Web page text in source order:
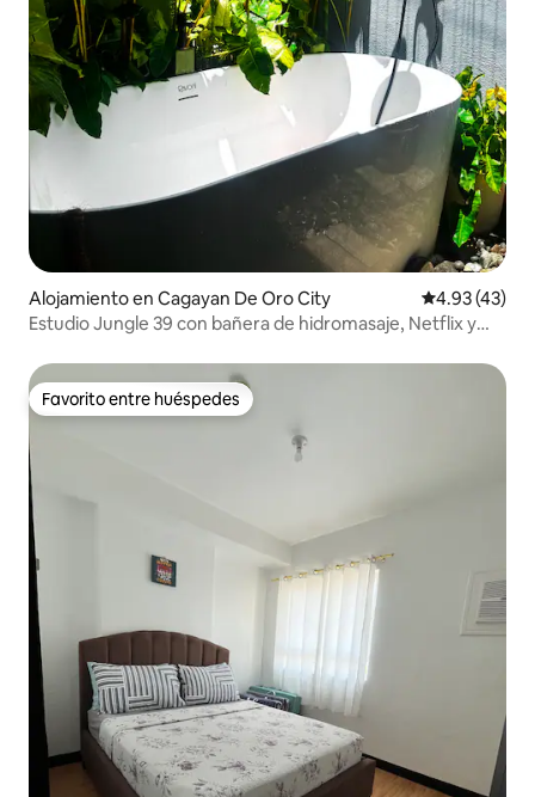
Alojamiento en Cagayan De Oro City Calificación
4.93 (43)
Estudio Jungle 39 con bañera de hidromasaje, Netflix y
Favorito entre huéspedes
Favorito entre huéspedes